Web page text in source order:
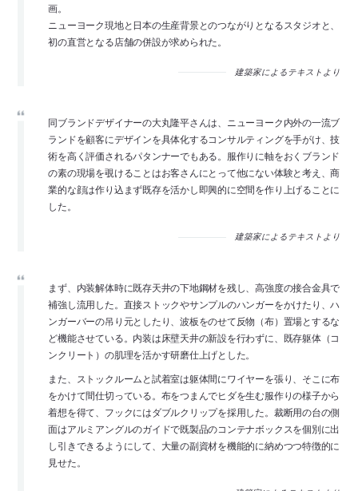
画。
ニューヨーク現地と日本の生産背景とのつながりとなるスタジオと、
初の直営となる店舗の併設が求められた。
建築家によるテキストより
同ブランドデザイナーの大丸隆平さんは、ニューヨーク内外の一流ブ
ランドを顧客にデザインを具体化するコンサルティングを手がけ、技
術を高く評価されるパタンナーでもある。服作りに軸をおくブランド
の素の現場を覗けることはお客さんにとって他にない体験と考え、商
業的な顔は作り込まず既存を活かし即興的に空間を作り上げることに
した。
建築家によるテキストより
まず、内装解体時に既存天井の下地鋼材を残し、高強度の接合金具で
補強し流用した。直接ストックやサンプルのハンガーをかけたり、ハ
ンガーバーの吊り元としたり、波板をのせて反物（布）置場とするな
ど機能させている。内装は床壁天井の新設を行わずに、既存躯体（コ
ンクリート）の肌理を活かす研磨仕上げとした。
また、ストックルームと試着室は躯体間にワイヤーを張り、そこに布
をかけて間仕切っている。布をつまんでヒダを生む服作りの様子から
着想を得て、フックにはダブルクリップを採用した。裁断用の台の側
面はアルミアングルのガイドで既製品のコンテナボックスを個別に出
し引きできるようにして、大量の副資材を機能的に納めつつ特徴的に
見せた。